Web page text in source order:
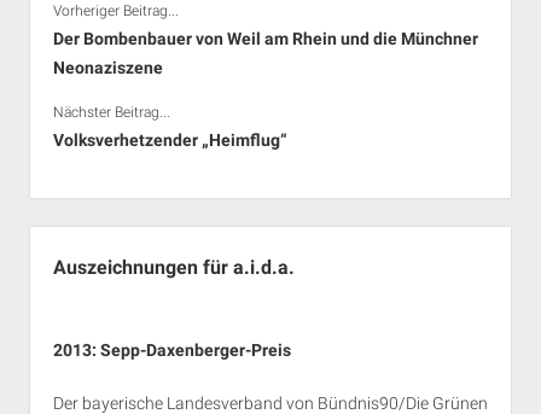
Vorheriger Beitrag...
Der Bombenbauer von Weil am Rhein und die Münchner
Neonaziszene
Nächster Beitrag...
Volksverhetzender „Heimflug“
Auszeichnungen für a.i.d.a.
2013: Sepp-Daxenberger-Preis
Der bayerische Landesverband von Bündnis90/Die Grünen